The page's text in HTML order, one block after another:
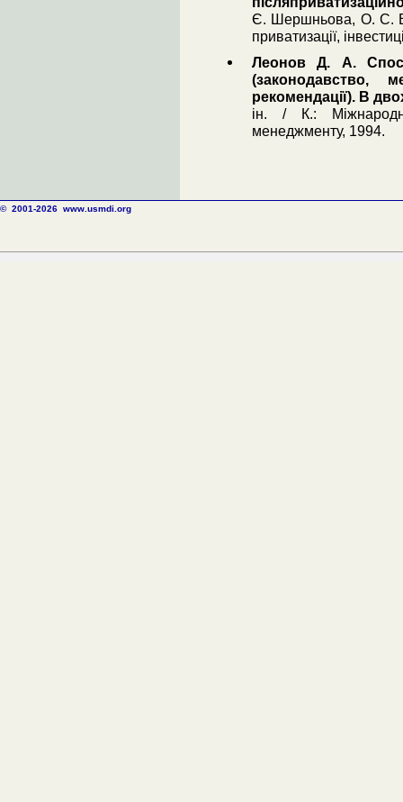
Є. Шершньова, О. С.
приватизації,
Леонов Д. А.
(законодавство,
рекомендації). В
ін. / К.:
менеджменту, 1994.
© 2001-2026 www.usmdi.org